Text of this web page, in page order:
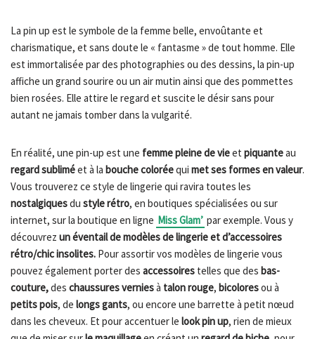
La pin up est le symbole de la femme belle, envoûtante et
charismatique, et sans doute le « fantasme » de tout homme. Elle
est immortalisée par des photographies ou des dessins, la pin-up
affiche un grand sourire ou un air mutin ainsi que des pommettes
bien rosées. Elle attire le regard et suscite le désir sans pour
autant ne jamais tomber dans la vulgarité.
En réalité, une pin-up est une femme pleine de vieet piquanteau
regard subliméet à la bouche coloréequi met ses formes en valeur.
Vous trouverez ce style de lingerie qui ravira toutes les
nostalgiquesdu style rétro, en boutiques spécialisées ou sur
internet, sur la boutique en ligne Miss Glam’ par exemple. Vous y
découvrez un éventail de modèles de lingerie et d’accessoires
rétro/chic insolites. Pour assortir vos modèles de lingerie vous
pouvez également porter des accessoires telles que des bas-
couture,des chaussures verniesà talon rouge, bicoloresou à
petits pois, de longs gants, ou encore une barrette à petit nœud
dans les cheveux. Et pour accentuer le look pin up, rien de mieux